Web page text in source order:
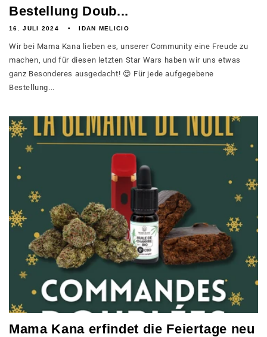
Bestellung Doub...
16. JULI 2024 IDAN MELICIO
Wir bei Mama Kana lieben es, unserer Community eine Freude zu
machen, und für diesen letzten Star Wars haben wir uns etwas
ganz Besonderes ausgedacht! 😍 Für jede aufgegebene
Bestellung...
Mama Kana erfindet die Feiertage neu